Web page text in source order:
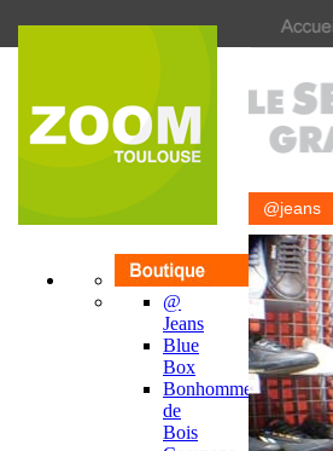
@jeans
@
Jeans
Blue
Box
Bonhomme
de
Bois